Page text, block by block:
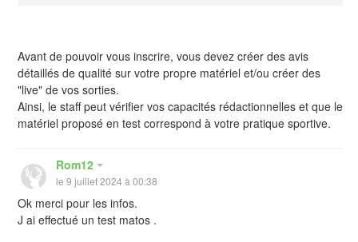
Avant de pouvoir vous inscrire, vous devez créer des avis
détaillés de qualité sur votre propre matériel et/ou créer des
"live" de vos sorties.
Ainsi, le staff peut vérifier vos capacités rédactionnelles et que le
matériel proposé en test correspond à votre pratique sportive.
Rom12
le 9 juillet 2024 à 00:38
Ok merci pour les infos.
J ai effectué un test matos .